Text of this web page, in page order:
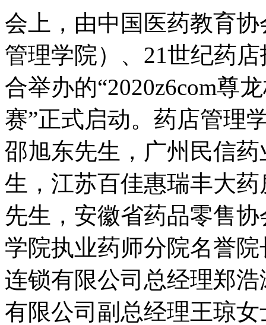
会上，由中国医药教
管理学院）、21世纪药
合举办的“2020z6com尊
赛”正式启动。药店管理学
邵旭东先生，广州民
生，江苏百佳惠瑞丰
先生，安徽省药品零售
学院执业药师分院名誉院
连锁有限公司总经理郑浩
有限公司副总经理王琼女